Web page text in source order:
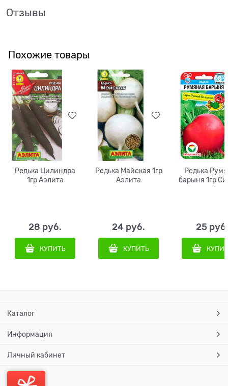
Отзывы
Похожие товары
Редька Цилиндра
1гр Аэлита
28 руб.
КУПИТЬ
Редька Майская 1гр
Аэлита
24 руб.
КУПИТЬ
Редька
барыня 1гр
25 руб.
Каталог
Информация
Личный кабинет